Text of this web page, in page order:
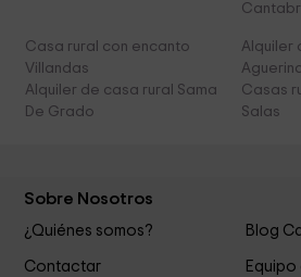
Casa rural con encanto
Villandas
Alquiler
Alquiler de casa rural Sama
De Grado
Casas
Salas
Sobre Nosotros
¿Quiénes somos? Blog
Contactar
Equipo